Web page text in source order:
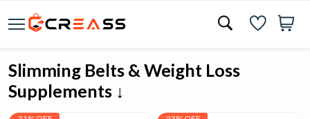
Slimming Belts & Weight Loss
Supplements ↓